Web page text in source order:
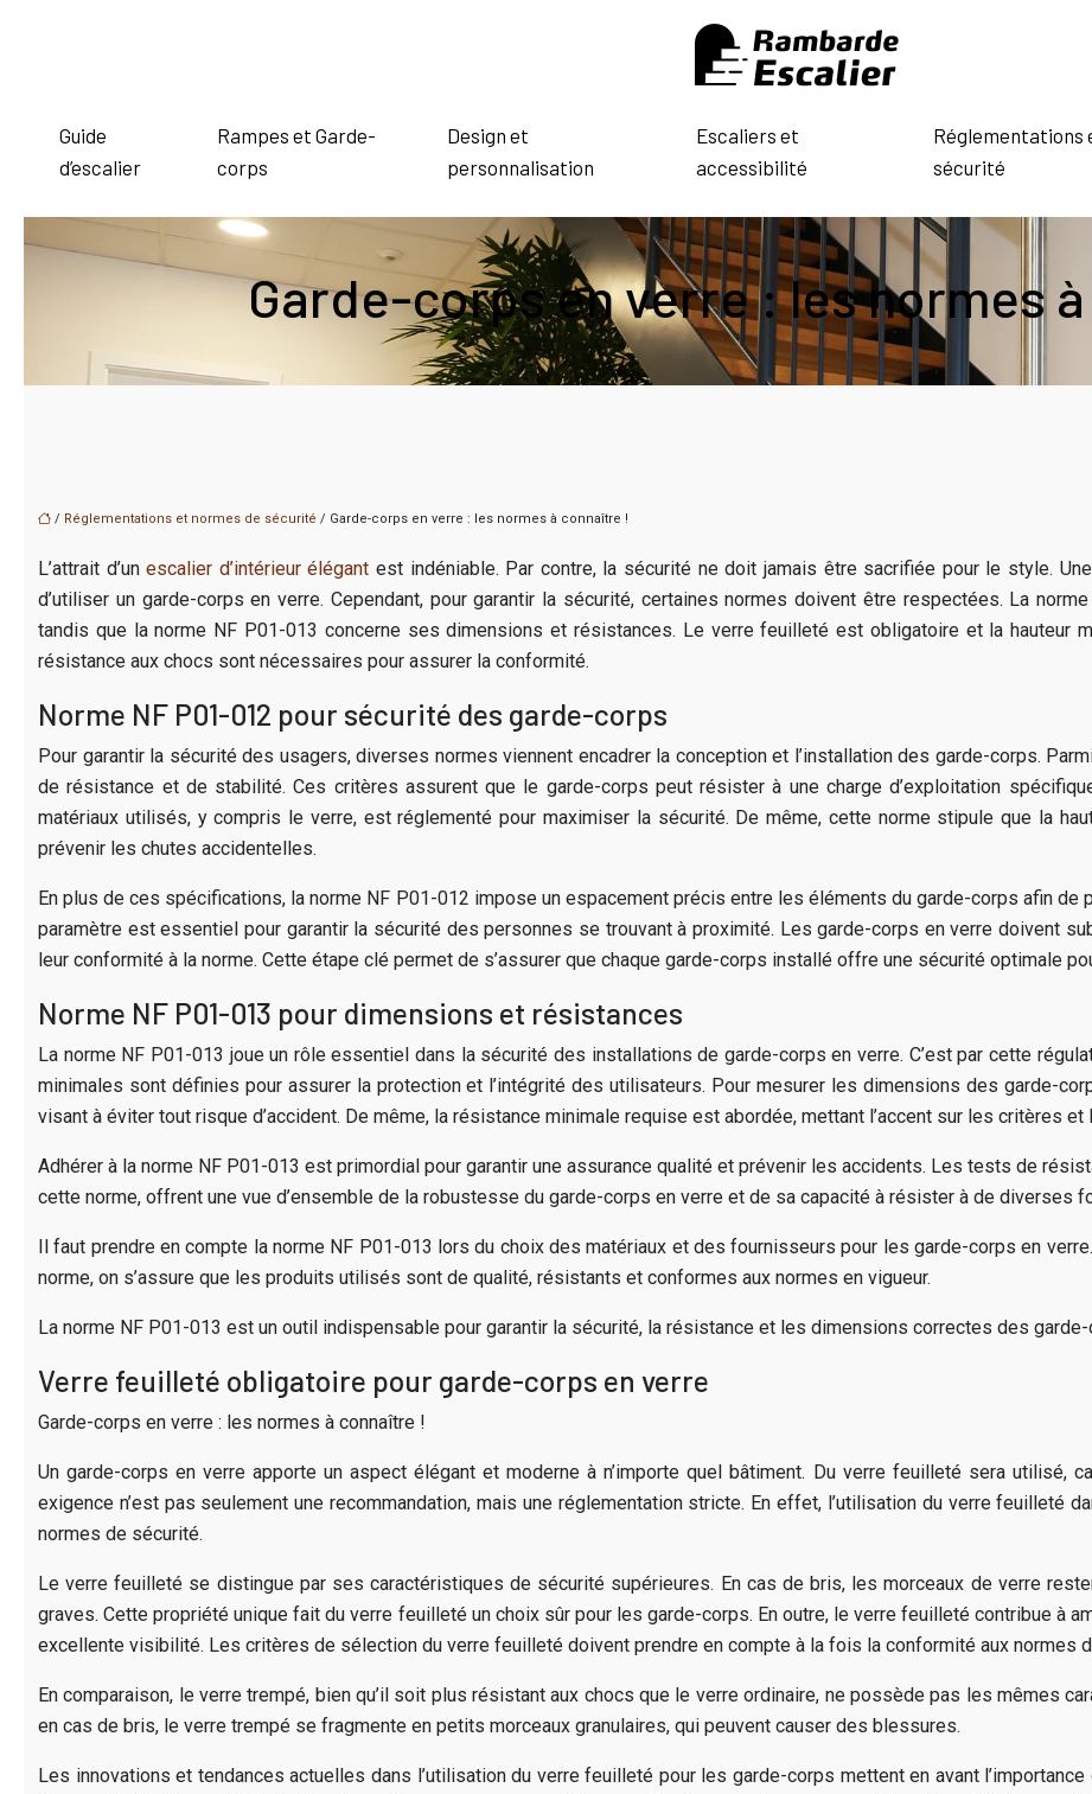
Guide
d’escalier
Rampes et Garde-
corps
Design et
personnalisation
Escaliers et
accessibilité
Réglementations
sécurité
Garde-corps en verre : les normes
/ Réglementations et normes de sécurité / Garde-corps en verre : les normes à connaître !
L’attrait d’unescalier d’intérieur élégant est indéniable. Par contre, la sécurité ne doit jamais être sacrifiée pour le style.
d’utiliser un garde-corps en verre. Cependant, pour garantir la sécurité, certaines normes doivent être respectées. La
tandis que la norme NF P01-013 concerne ses dimensions et résistances. Le verre feuilleté est obligatoire et la hauteur
résistance aux chocs sont nécessaires pour assurer la conformité.
Norme NF P01-012 pour sécurité des garde-corps
Pour garantir la sécurité des usagers, diverses normes viennent encadrer la conception et l’installation des garde-corps.
de résistance et de stabilité. Ces critères assurent que le garde-corps peut résister à une charge d’exploitation
matériaux utilisés, y compris le verre, est réglementé pour maximiser la sécurité. De même, cette norme stipule que la
prévenir les chutes accidentelles.
En plus de ces spécifications, la norme NF P01-012 impose un espacement précis entre les éléments du garde-corps afin de
paramètre est essentiel pour garantir la sécurité des personnes se trouvant à proximité. Les garde-corps en verre doivent
leur conformité à la norme. Cette étape clé permet de s’assurer que chaque garde-corps installé offre une sécurité optimale
Norme NF P01-013 pour dimensions et résistances
La norme NF P01-013 joue un rôle essentiel dans la sécurité des installations de garde-corps en verre. C’est par cette
minimales sont définies pour assurer la protection et l’intégrité des utilisateurs. Pour mesurer les dimensions des garde-
visant à éviter tout risque d’accident. De même, la résistance minimale requise est abordée, mettant l’accent sur les critères
Adhérer à la norme NF P01-013 est primordial pour garantir une assurance qualité et prévenir les accidents. Les tests de
cette norme, offrent une vue d’ensemble de la robustesse du garde-corps en verre et de sa capacité à résister à de diverses
Il faut prendre en compte la norme NF P01-013 lors du choix des matériaux et des fournisseurs pour les garde-corps en
norme, on s’assure que les produits utilisés sont de qualité, résistants et conformes aux normes en vigueur.
La norme NF P01-013 est un outil indispensable pour garantir la sécurité, la résistance et les dimensions correctes des
Verre feuilleté obligatoire pour garde-corps en verre
Garde-corps en verre : les normes à connaître !
Un garde-corps en verre apporte un aspect élégant et moderne à n’importe quel bâtiment. Du verre feuilleté sera utilisé,
exigence n’est pas seulement une recommandation, mais une réglementation stricte. En effet, l’utilisation du verre feuilleté
normes de sécurité.
Le verre feuilleté se distingue par ses caractéristiques de sécurité supérieures. En cas de bris, les morceaux de verre
graves. Cette propriété unique fait du verre feuilleté un choix sûr pour les garde-corps. En outre, le verre feuilleté contribue à
excellente visibilité. Les critères de sélection du verre feuilleté doivent prendre en compte à la fois la conformité aux normes
En comparaison, le verre trempé, bien qu’il soit plus résistant aux chocs que le verre ordinaire, ne possède pas les mêmes
en cas de bris, le verre trempé se fragmente en petits morceaux granulaires, qui peuvent causer des blessures.
Les innovations et tendances actuelles dans l’utilisation du verre feuilleté pour les garde-corps mettent en avant